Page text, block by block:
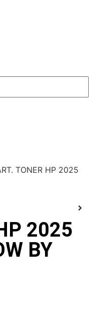
TONER HP 2025
2025
BY